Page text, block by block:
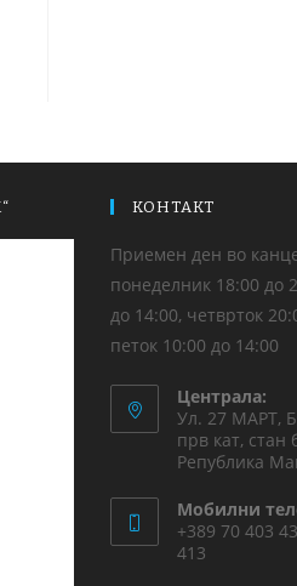
КОНТАКТ
Приемен ден во
понеделник 18:00 до
до 14:00, четврток
петок 10:00 до 14:00
Централа:
Ул. 27 МАРТ,
прв кат, стан
Република
Мобилни
+389 70 403
413